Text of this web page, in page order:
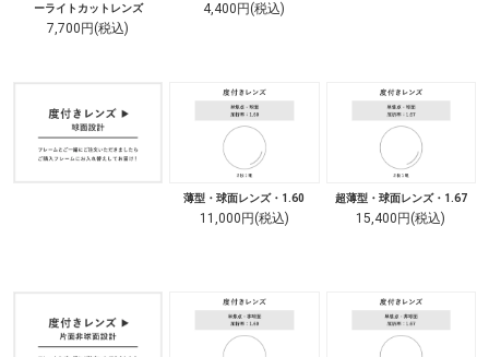
ーライトカットレンズ
7,700円(税込)
4,400円(税込)
薄型・球面レンズ・1.60
11,000円(税込)
超薄型・球面レンズ・1.67
15,400円(税込)